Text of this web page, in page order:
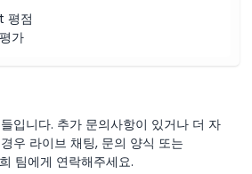
평점
가
입니다. 추가 문의사항이 있거나 더 자
우 라이브 채팅, 문의 양식 또는
팀에게 연락해주세요.